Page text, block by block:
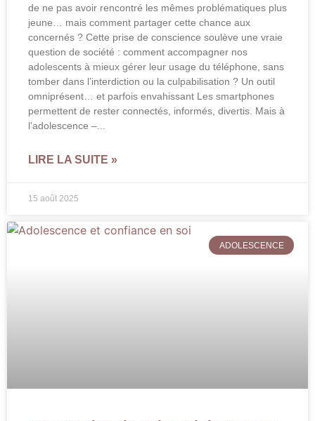
de ne pas avoir rencontré les mêmes problématiques plus
jeune… mais comment partager cette chance aux
concernés ? Cette prise de conscience soulève une vraie
question de société : comment accompagner nos
adolescents à mieux gérer leur usage du téléphone, sans
tomber dans l’interdiction ou la culpabilisation ? Un outil
omniprésent… et parfois envahissant Les smartphones
permettent de rester connectés, informés, divertis. Mais à
l’adolescence –
LIRE LA SUITE »
15 août 2025
ADOLESCENCE